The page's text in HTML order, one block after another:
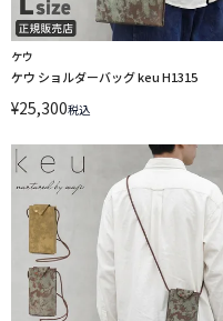
ケウ
ケウ ショルダーバッグ keu H1315
¥25,300税込